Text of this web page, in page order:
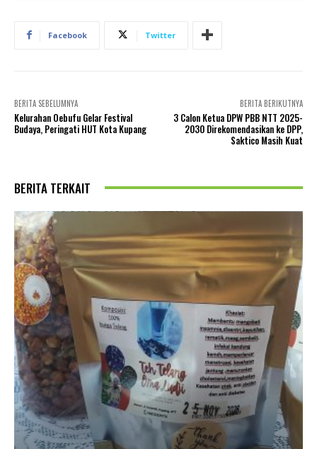
Facebook Twitter
BERITA SEBELUMNYA
Kelurahan Oebufu Gelar Festival
Budaya, Peringati HUT Kota Kupang
BERITA BERIKUTNYA
3 Calon Ketua DPW PBB NTT 2025-
2030 Direkomendasikan ke DPP,
Saktico Masih Kuat
BERITA TERKAIT